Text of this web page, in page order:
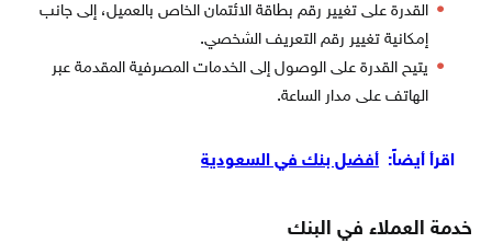
القدرة على تغيير رقم بطاقة الائتمان الخاص بالعميل، إلى جانب
إمكانية تغيير رقم التعريف الشخصي.
يتيح القدرة على الوصول إلى الخدمات المصرفية المقدمة عبر
الهاتف على مدار الساعة.
اقرأ أيضاً: أفضل بنك في السعودية
خدمة العملاء في البنك